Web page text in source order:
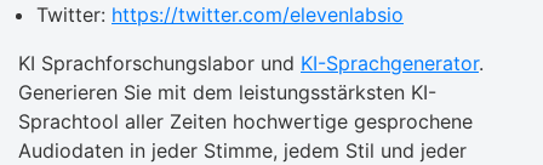
Twitter: https://twitter.com/elevenlabsio
KI Sprachforschungslabor und KI-Sprachgenerator.
Generieren Sie mit dem leistungsstärksten KI-
Sprachtool aller Zeiten hochwertige gesprochene
Audiodaten in jeder Stimme, jedem Stil und jeder